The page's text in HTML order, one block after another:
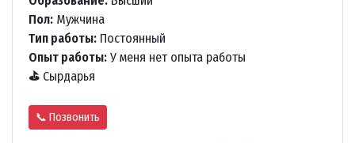
Пол: Мужчина
Тип работы: Постоянный
Опыт работы: У меня нет опыта работы
⛳ Сырдарья
📞 Позвонить